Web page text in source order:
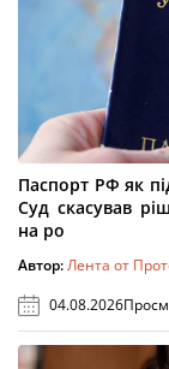
Паспорт РФ як
Суд скасував
на ро
Автор:Лента от
04.08.2026